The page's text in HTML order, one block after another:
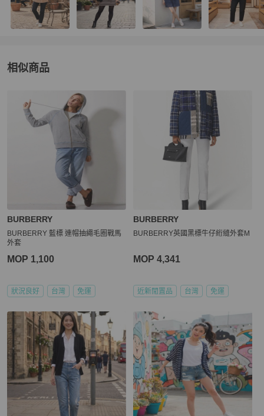
相似商品
BURBERRY
BURBERRY 藍標 連帽抽繩毛圈戰馬
外套
MOP 1,100
狀況良好 台灣 免運
BURBERRY
BURBERRY英國黑標牛仔絎縫外套M
MOP 4,341
近新閒置品 台灣 免運